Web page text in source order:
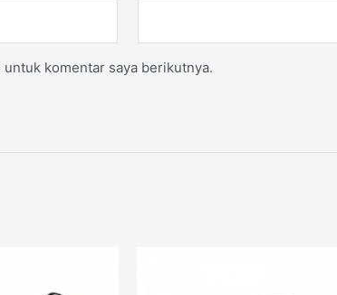
komentar saya berikutnya.